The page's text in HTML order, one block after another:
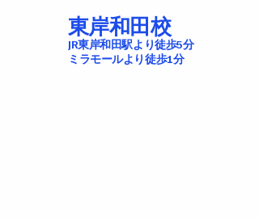
東岸和田校
​JR東岸和田駅より徒歩5分
​ミラモールより徒歩1分